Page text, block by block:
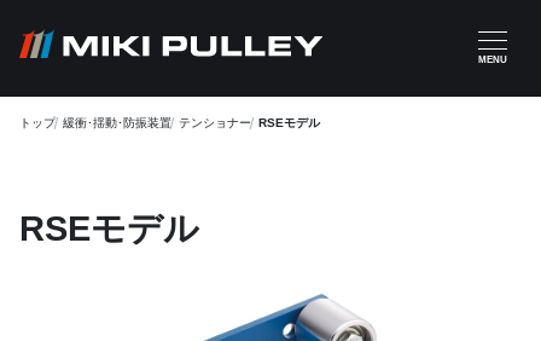
MENU
トップ 緩衝･揺動･防振装置 テンショナー RSEモデル
RSEモデル